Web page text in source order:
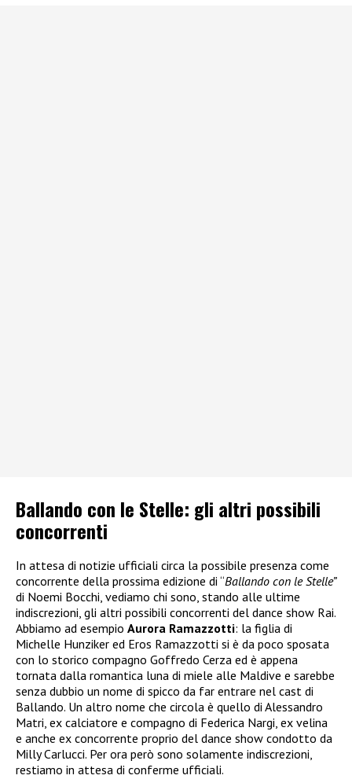
Ballando con le Stelle: gli altri possibili
concorrenti
In attesa di notizie ufficiali circa la possibile presenza come
concorrente della prossima edizione di “Ballando con le Stelle”
di Noemi Bocchi, vediamo chi sono, stando alle ultime
indiscrezioni, gli altri possibili concorrenti del dance show Rai.
Abbiamo ad esempio Aurora Ramazzotti: la figlia di
Michelle Hunziker ed Eros Ramazzotti si è da poco sposata
con lo storico compagno Goffredo Cerza ed è appena
tornata dalla romantica luna di miele alle Maldive e sarebbe
senza dubbio un nome di spicco da far entrare nel cast di
Ballando. Un altro nome che circola è quello di Alessandro
Matri, ex calciatore e compagno di Federica Nargi, ex velina
e anche ex concorrente proprio del dance show condotto da
Milly Carlucci. Per ora però sono solamente indiscrezioni,
restiamo in attesa di conferme ufficiali.